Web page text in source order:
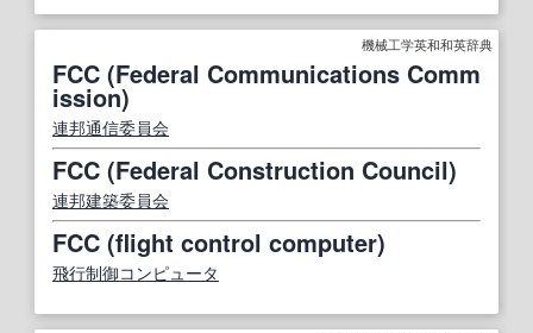
機械工学英和和英辞典
FCC (Federal Communications Comm
ission)
連邦通信委員会
FCC (Federal Construction Council)
連邦建築委員会
FCC (flight control computer)
飛行制御コンピュータ